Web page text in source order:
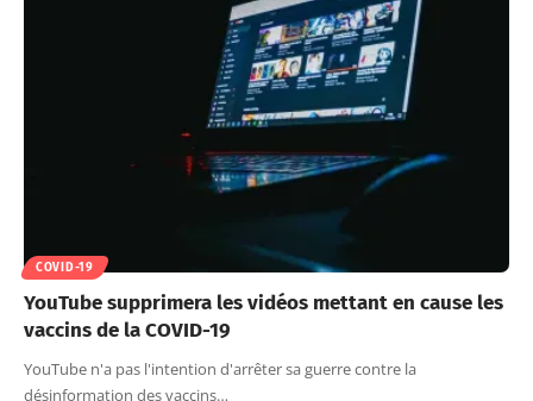
COVID-19
YouTube supprimera les vidéos mettant en cause les
vaccins de la COVID-19
YouTube n'a pas l'intention d'arrêter sa guerre contre la
désinformation des vaccins…